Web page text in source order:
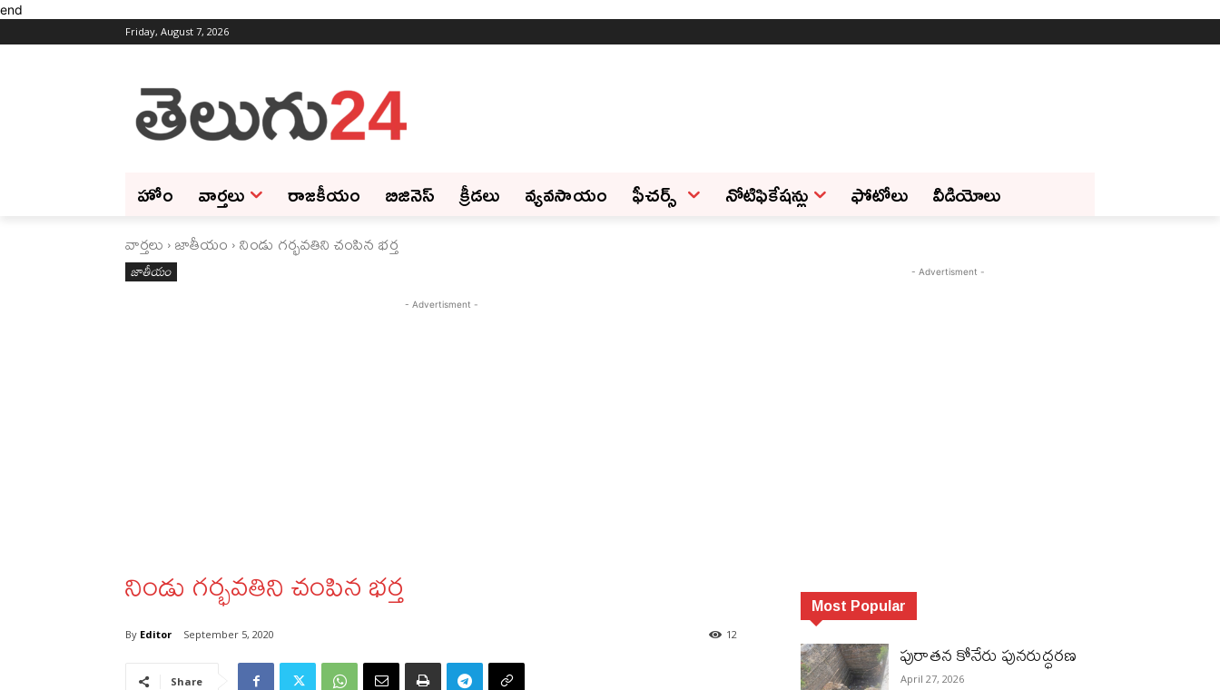
end
Friday, August 7, 2026
హోం వార్తలు రాజకీయం బిజినెస్‌ క్రీడలు వ్యవసాయం ఫీచ‌ర్స్ ‌ నోటిఫికేషన్లు ఫోటోలు వీడియోలు
వార్తలు జాతీయం నిండు గర్భవతిని చంపిన భర్త
జాతీయం
- Advertisment -
నిండు గర్భవతిని చంపిన భర్త
By Editor September 5, 2020 12
Share
- Advertisment -
Most Popular
పురాత‌న కోనేరు పున‌రుద్ధ‌ర‌ణ
April 27, 2026